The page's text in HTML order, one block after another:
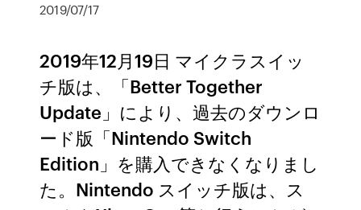
2019/07/17
2019年12月19日 マイクラスイッ
チ版は、「Better Together
Update」により、過去のダウンロ
ード版「Nintendo Switch
Edition」を購入できなくなりまし
た。Nintendo スイッチ版は、ス